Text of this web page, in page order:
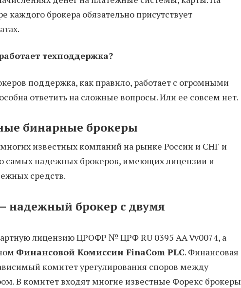
каждого брокера обязательно присутствует
техподдержка?
поддержка, как правило, работает с огромными
ответить на сложные вопросы. Или ее совсем нет.
бинарные брокеры
известных компаний на рынке России и СНГ и
самых надежных брокеров, имеющих лицензии и
средств.
надежный брокер с двумя
лицензию ЦРОФР № ЦРФ RU 0395 AA Vv0074, а
Финансовой Комиссии FinaCom PLC. Финансовая
комитет урегулирования споров между
В комитет входят многие известные Форекс брокеры